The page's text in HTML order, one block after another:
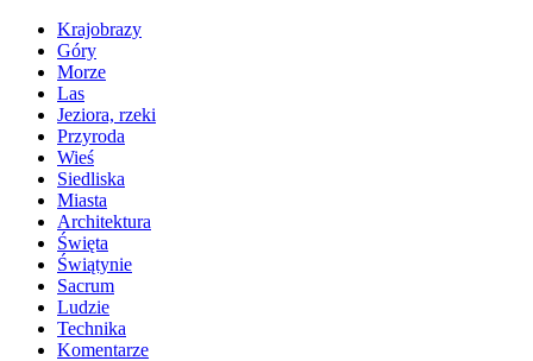
Krajobrazy
Góry
Morze
Las
Jeziora, rzeki
Przyroda
Wieś
Siedliska
Miasta
Architektura
Święta
Świątynie
Sacrum
Ludzie
Technika
Komentarze